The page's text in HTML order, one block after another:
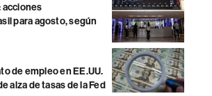
acciones
para agosto, según
de empleo en EE.UU.
alza de tasas de la Fed